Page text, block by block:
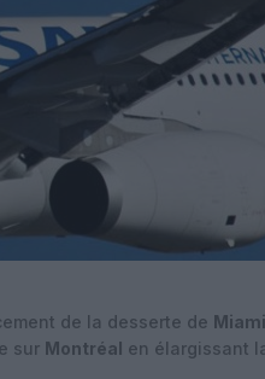
de la desserte de Miami
sur Montréal en élargissant